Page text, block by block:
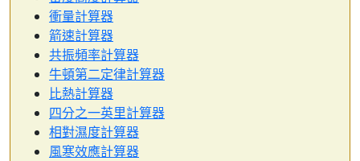
衝量計算器
箭速計算器
共振頻率計算器
牛頓第二定律計算器
比熱計算器
四分之一英里計算器
相對濕度計算器
風寒效應計算器